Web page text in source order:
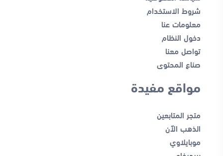
شروط الاستخدام
معلومات عنا
دخول النظام
تواصل معنا
صناع المحتوى
مواقع مفيدة
متجر المتابعين
الذهب الآن
موبايلاوي